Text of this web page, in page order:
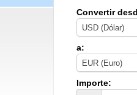
Convertir
USD (Dólar)
a:
EUR (Euro)
Importe: